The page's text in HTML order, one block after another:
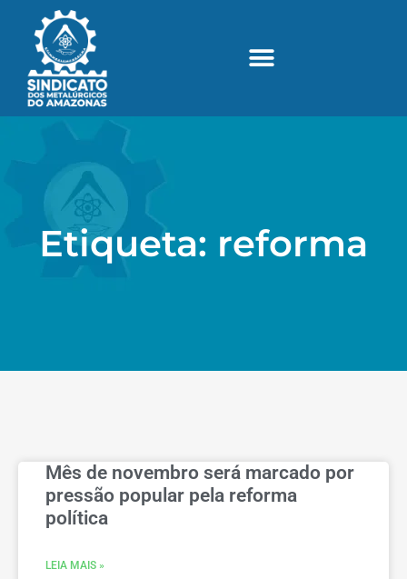
Etiqueta: reforma
Mês de novembro será marcado por
pressão popular pela reforma
política
LEIA MAIS »